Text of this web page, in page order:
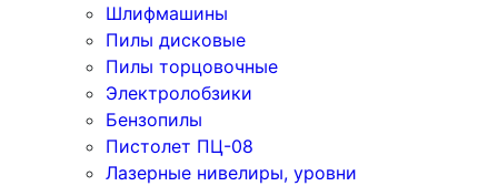
Шлифмашины
Пилы дисковые
Пилы торцовочные
Электролобзики
Бензопилы
Пистолет ПЦ-08
Лазерные нивелиры, уровни